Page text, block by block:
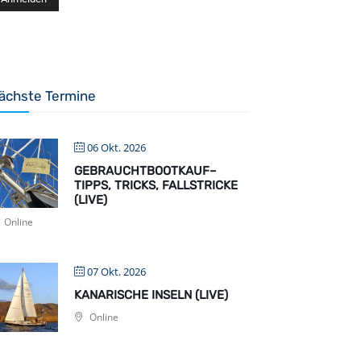
Termine
06 Okt. 2026
GEBRAUCHTBOOTKAUF–
TIPPS, TRICKS, FALLSTRICKE
(LIVE)
Online
07 Okt. 2026
KANARISCHE INSELN (LIVE)
Online